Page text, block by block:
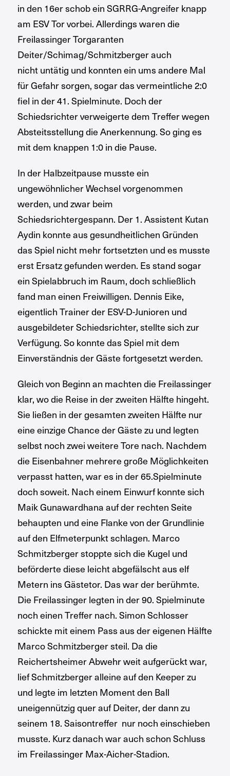
in den 16er schob ein SGRRG-Angreifer knapp
am ESV Tor vorbei. Allerdings waren die
Freilassinger Torgaranten
Deiter/Schimag/Schmitzberger auch
nicht untätig und konnten ein ums andere Mal
für Gefahr sorgen, sogar das vermeintliche 2:0
fiel in der 41. Spielminute. Doch der
Schiedsrichter verweigerte dem Treffer wegen
Absteitsstellung die Anerkennung. So ging es
mit dem knappen 1:0 in die Pause.
In der Halbzeitpause musste ein
ungewöhnlicher Wechsel vorgenommen
werden, und zwar beim
Schiedsrichtergespann. Der 1. Assistent Kutan
Aydin konnte aus gesundheitlichen Gründen
das Spiel nicht mehr fortsetzten und es musste
erst Ersatz gefunden werden. Es stand sogar
ein Spielabbruch im Raum, doch schließlich
fand man einen Freiwilligen. Dennis Eike,
eigentlich Trainer der ESV-D-Junioren und
ausgebildeter Schiedsrichter, stellte sich zur
Verfügung. So konnte das Spiel mit dem
Einverständnis der Gäste fortgesetzt werden.
Gleich von Beginn an machten die Freilassinger
klar, wo die Reise in der zweiten Hälfte hingeht.
Sie ließen in der gesamten zweiten Hälfte nur
eine einzige Chance der Gäste zu und legten
selbst noch zwei weitere Tore nach. Nachdem
die Eisenbahner mehrere große Möglichkeiten
verpasst hatten, war es in der 65.Spielminute
doch soweit. Nach einem Einwurf konnte sich
Maik Gunawardhana auf der rechten Seite
behaupten und eine Flanke von der Grundlinie
auf den Elfmeterpunkt schlagen. Marco
Schmitzberger stoppte sich die Kugel und
beförderte diese leicht abgefälscht aus elf
Metern ins Gästetor. Das war der berühmte.
Die Freilassinger legten in der 90. Spielminute
noch einen Treffer nach. Simon Schlosser
schickte mit einem Pass aus der eigenen Hälfte
Marco Schmitzberger steil. Da die
Reichertsheimer Abwehr weit aufgerückt war,
lief Schmitzberger alleine auf den Keeper zu
und legte im letzten Moment den Ball
uneigennützig quer auf Deiter, der dann zu
seinem 18. Saisontreffer nur noch einschieben
musste. Kurz danach war auch schon Schluss
im Freilassinger Max-Aicher-Stadion.